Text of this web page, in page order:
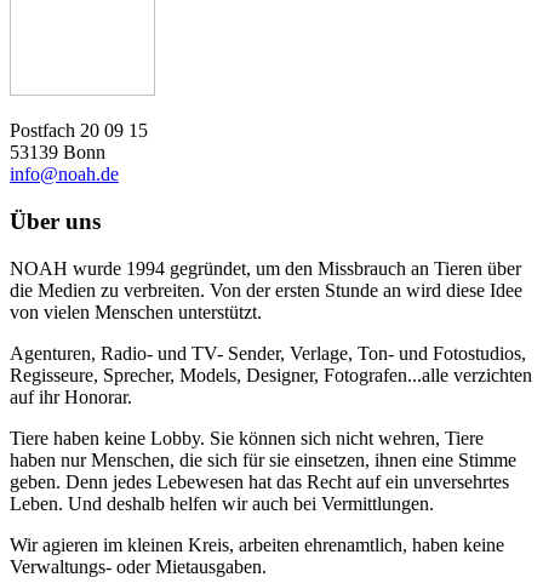
Postfach 20 09 15
53139 Bonn
info@noah.de
Über uns
NOAH wurde 1994 gegründet, um den Missbrauch an Tieren über
die Medien zu verbreiten. Von der ersten Stunde an wird diese Idee
von vielen Menschen unterstützt.
Agenturen, Radio- und TV- Sender, Verlage, Ton- und Fotostudios,
Regisseure, Sprecher, Models, Designer, Fotografen...alle verzichten
auf ihr Honorar.
Tiere haben keine Lobby. Sie können sich nicht wehren, Tiere
haben nur Menschen, die sich für sie einsetzen, ihnen eine Stimme
geben. Denn jedes Lebewesen hat das Recht auf ein unversehrtes
Leben. Und deshalb helfen wir auch bei Vermittlungen.
Wir agieren im kleinen Kreis, arbeiten ehrenamtlich, haben keine
Verwaltungs- oder Mietausgaben.